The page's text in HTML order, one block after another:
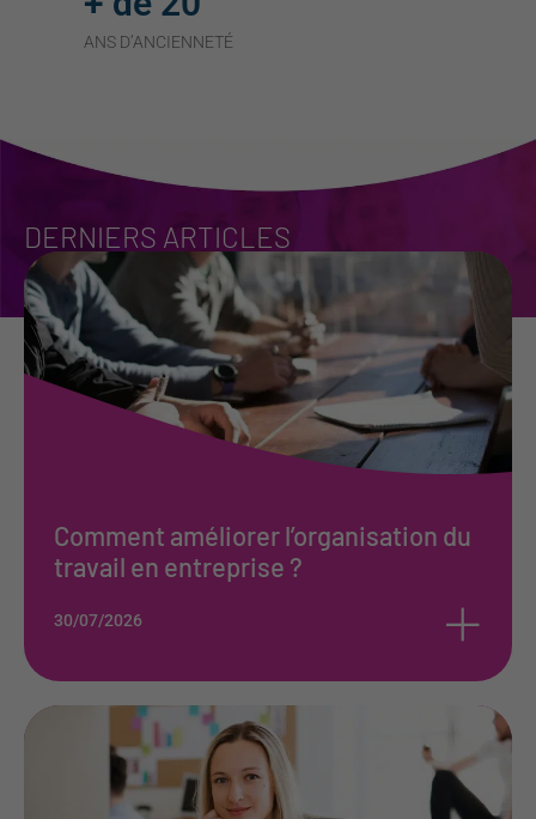
ANS D’ANCIENNETÉ
DERNIERS ARTICLES
Comment améliorer l’organisation du
travail en entreprise ?
+
30/07/2026